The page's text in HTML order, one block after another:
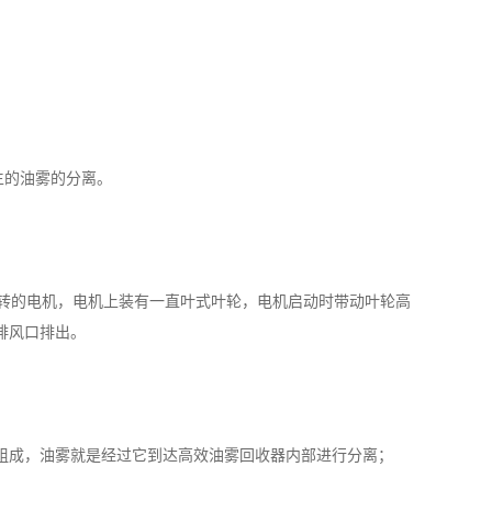
油雾的分离。
电机，电机上装有一直叶式叶轮，电机启动时带动叶轮高
口排出。
，油雾就是经过它到达高效油雾回收器内部进行分离；